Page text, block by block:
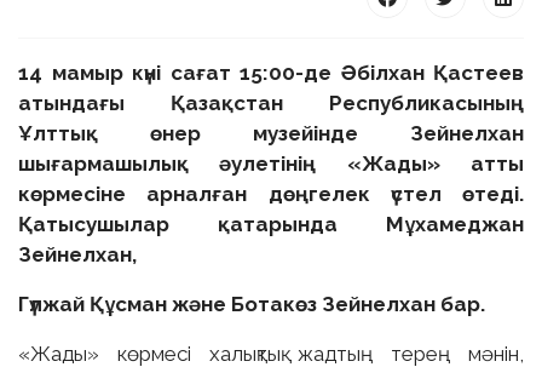
14 мамыр күні сағат 15:00-де Әбілхан Қастеев
атындағы Қазақстан Республикасының
Ұлттық өнер музейінде Зейнелхан
шығармашылық әулетінің «Жады» атты
көрмесіне арналған дөңгелек үстел өтеді.
Қатысушылар қатарында Мұхамеджан
Зейнелхан,
Гүлжай Құсман және Ботакөз Зейнелхан бар.
«Жады» көрмесі халықтық жадтың терең мәнін,
97